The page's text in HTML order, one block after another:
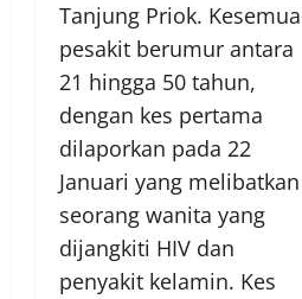
Tanjung Priok. Kesemua
pesakit berumur antara
21 hingga 50 tahun,
dengan kes pertama
dilaporkan pada 22
Januari yang melibatkan
seorang wanita yang
dijangkiti HIV dan
penyakit kelamin. Kes